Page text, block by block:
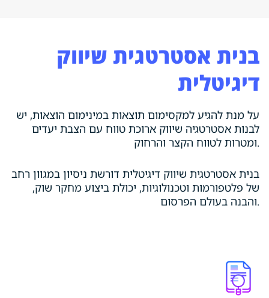
בנית אסטרטגית שיווק
דיגיטלית
על מנת להגיע למקסימום תוצאות במינימום הוצאות, יש
לבנות אסטרטגיה שיווק ארוכת טווח עם הצבת יעדים
ומטרות לטווח הקצר והרחוק.
בנית אסטרטגית שיווק דיגיטלית דורשת ניסיון במגוון רחב
של פלטפורמות וטכנולוגיות, יכולת ביצוע מחקר שוק,
והבנה בעולם הפרסום.